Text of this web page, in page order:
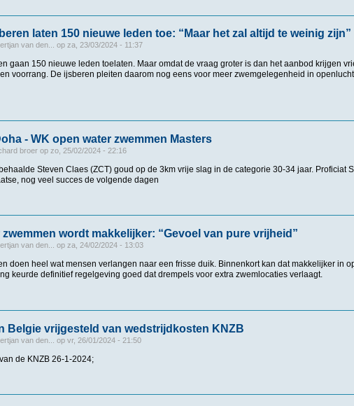
Plannen voor kanaalzwembad in Brussel vallen in het water
laten 150 nieuwe leden toe: “Maar het zal altijd te weinig zijn”
van den... op za, 23/03/2024 - 11:37
gaan 150 nieuwe leden toelaten. Maar omdat de vraag groter is dan het aanbod krijgen
voorrang. De ijsberen pleiten daarom nog eens voor meer zwemgelegenheid in
Deurnese IJsberen laten 150 nieuwe leden toe: “Maar het zal altijd te weinig zijn”
- WK open water zwemmen Masters
broerop zo, 25/02/2024 - 22:16
Steven Claes (ZCT) goud op de 3km vrije slag in de categorie 30-34 jaar. Proficiat
nog veel succes de volgende dagen
Belg wint in Doha - WK open water zwemmen Masters
zwemmen wordt makkelijker: “Gevoel van pure vrijheid”
van den... op za, 24/02/2024 - 13:03
doen heel wat mensen verlangen naar een frisse duik. Binnenkort kan dat makkelijker in
keurde definitief regelgeving goed dat drempels voor extra zwemlocaties verlaagt.
In open water zwemmen wordt makkelijker: “Gevoel van pure vrijheid”
Belgie vrijgesteld van wedstrijdkosten KNZB
van den... op vr, 26/01/2024 - 21:50
de KNZB 26-1-2024;
Wedstrijden in Belgie vrijgesteld van wedstrijdkosten KNZB